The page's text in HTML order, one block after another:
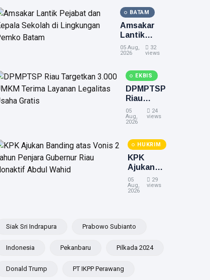
Bantuan
Hukum
dengan
Hukum
Qodria
Muafi &
Rekan
BATAM
Amsakar
Lantik
Pejabat
dan Kepala
Lingkungan
Pemko
Batam
05 Aug,
2026
32
views
EKBIS
DPMPTSP
Riau
Targetkan
3.000
Layanan
Legalitas
Usaha
05
Aug,
2026
24
views
HUKRIM
KPK
Ajukan
Banding
atas
Gubernur
Nonaktif
05
Aug,
2026
29
views
Siak Sri Indrapura Prabowo Subianto
Indonesia Pekanbaru Pilkada 2024
Donald Trump PT IKPP Perawang